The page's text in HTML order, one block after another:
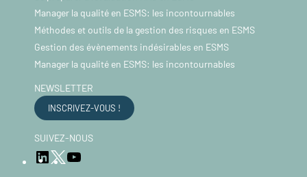
Manager la qualité en ESMS: les incontournables
Méthodes et outils de la gestion des risques en ESMS
Gestion des évènements indésirables en ESMS
Manager la qualité en ESMS: les incontournables
NEWSLETTER
INSCRIVEZ-VOUS !
SUIVEZ-NOUS
LinkedIn
Twitter